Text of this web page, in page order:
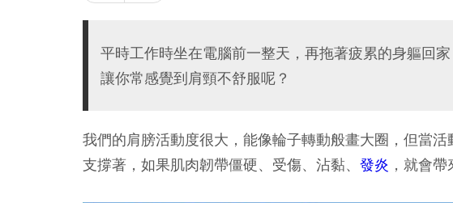
平時工作時坐在電腦前一整天，再拖著疲累的身軀回
讓你常感覺到肩頸不舒服呢？
我們的肩膀活動度很大，能像輪子轉動般畫大圈，但當
支撐著，如果肌肉韌帶僵硬、受傷、沾黏、 發炎 ，就會帶